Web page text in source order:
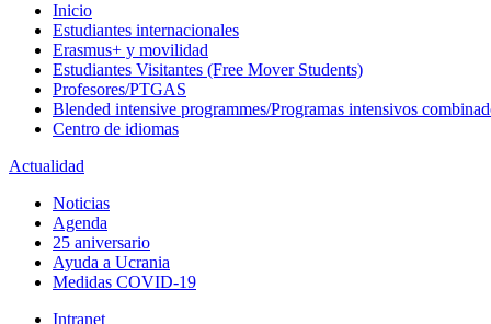
Inicio
Estudiantes internacionales
Erasmus+ y movilidad
Estudiantes Visitantes (Free Mover Students)
Profesores/PTGAS
Blended intensive programmes/Programas intensivos
Centro de idiomas
Actualidad
Noticias
Agenda
25 aniversario
Ayuda a Ucrania
Medidas COVID-19
Intranet